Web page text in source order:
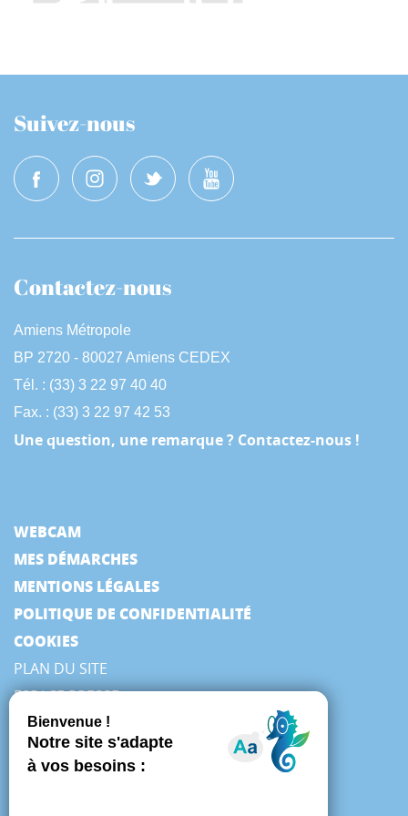
Suivez-nous
Contactez-nous
Amiens Métropole
BP 2720 - 80027 Amiens CEDEX
Tél. : (33) 3 22 97 40 40
Fax. : (33) 3 22 97 42 53
Une question, une remarque ? Contactez-nous !
WEBCAM
MES DÉMARCHES
MENTIONS LÉGALES
POLITIQUE DE CONFIDENTIALITÉ
COOKIES
PLAN DU SITE
ESPACE PRESSE